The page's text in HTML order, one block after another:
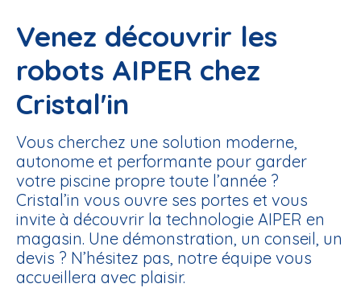
Venez découvrir les
robots AIPER chez
Cristal'in
Vous cherchez une solution moderne,
autonome et performante pour garder
votre piscine propre toute l’année ?
Cristal’in vous ouvre ses portes et vous
invite à découvrir la technologie AIPER en
magasin. Une démonstration, un conseil, un
devis ? N’hésitez pas, notre équipe vous
accueillera avec plaisir.